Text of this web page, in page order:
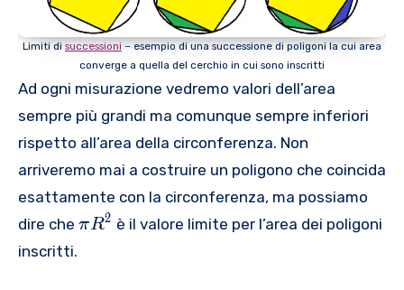
Limiti disuccessioni– esempio di una successione di poligoni la cui area
converge a quella del cerchio in cui sono inscritti
Ad ogni misurazione vedremo valori dell’area
sempre più grandi ma comunque sempre inferiori
rispetto all’area della circonferenza. Non
arriveremo mai a costruire un poligono che coincida
esattamente con la circonferenza, ma possiamo
dire che \
π R2 è il valore limite per l’area dei poligoni
inscritti.